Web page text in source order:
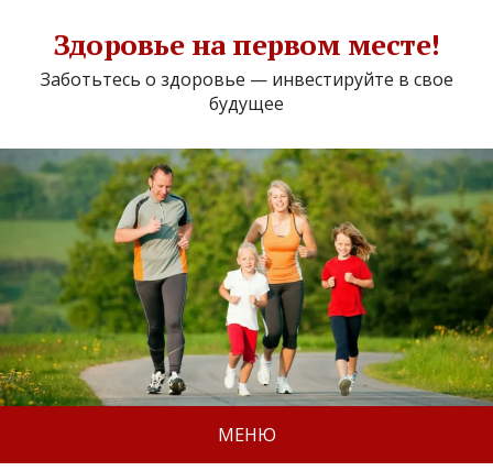
Здоровье на первом месте!
Заботьтесь о здоровье — инвестируйте в свое
будущее
МЕНЮ